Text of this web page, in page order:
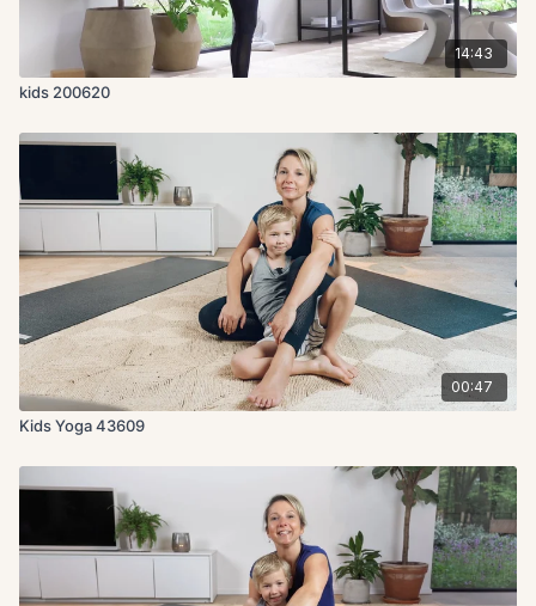
14:43
kids 200620
00:47
Kids Yoga 43609